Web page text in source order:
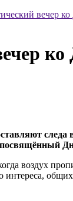
вечер
следа
воздух